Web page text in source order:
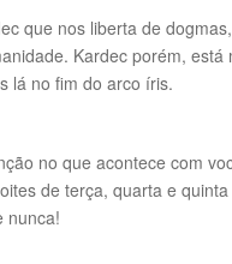
que nos liberta de
Kardec porém,
lá no fim do arco íris.
no que acontece com
de terça, quarta e
nunca!